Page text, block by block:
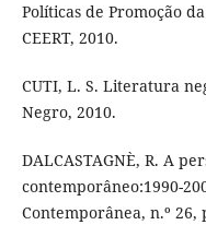
Políticas de Promoção
CEERT, 2010.
CUTI, L. S. Literatura
Negro, 2010.
DALCASTAGNÈ, R. A
contemporâneo:1990-
Contemporânea, n.º